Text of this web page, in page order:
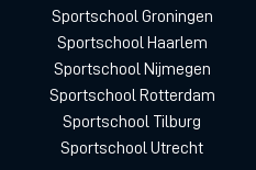
Sportschool Groningen
Sportschool Haarlem
Sportschool Nijmegen
Sportschool Rotterdam
Sportschool Tilburg
Sportschool Utrecht